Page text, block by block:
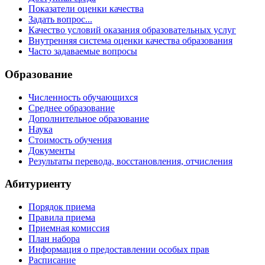
Показатели оценки качества
Задать вопрос...
Качество условий оказания образовательных услуг
Внутренняя система оценки качества образования
Часто задаваемые вопросы
Образование
Численность обучающихся
Среднее образование
Дополнительное образование
Наука
Стоимость обучения
Документы
Результаты перевода, восстановления, отчисления
Абитуриенту
Порядок приема
Правила приема
Приемная комиссия
План набора
Информация о предоставлении особых прав
Расписание